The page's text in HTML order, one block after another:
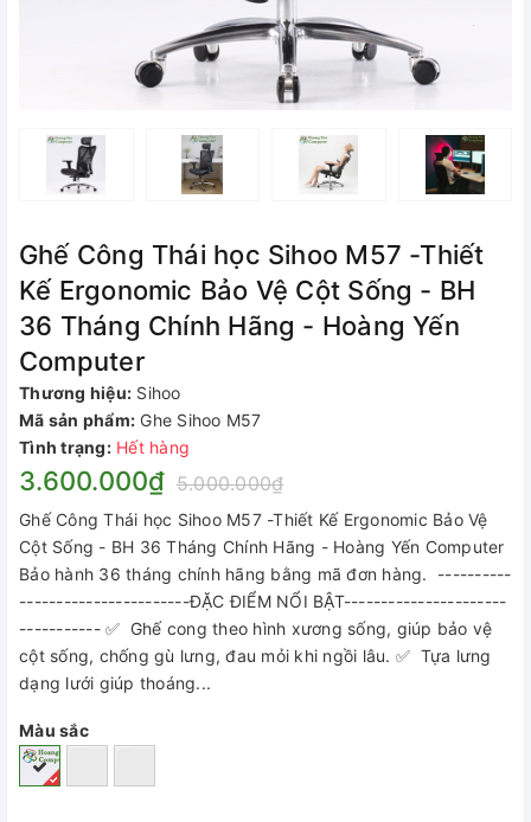
Ghế Công Thái học Sihoo M57 -Thiết
Kế Ergonomic Bảo Vệ Cột Sống - BH
36 Tháng Chính Hãng - Hoàng Yến
Computer
Thương hiệu: Sihoo
Mã sản phẩm: Ghe Sihoo M57
Tình trạng: Hết hàng
3.600.000₫ 5.000.000₫
Ghế Công Thái học Sihoo M57 -Thiết Kế Ergonomic Bảo Vệ
Cột Sống - BH 36 Tháng Chính Hãng - Hoàng Yến Computer
Bảo hành 36 tháng chính hãng bằng mã đơn hàng. ----------
-----------------------ĐẶC ĐIỂM NỔI BẬT----------------------
----------- ✅ Ghế cong theo hình xương sống, giúp bảo vệ
cột sống, chống gù lưng, đau mỏi khi ngồi lâu. ✅ Tựa lưng
dạng lưới giúp thoáng...
Màu sắc